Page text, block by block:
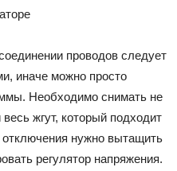
проводов следует
иначе можно просто
Необходимо снимать не
жгут, который подходит
отключения нужно вытащить
регулятор напряжения.